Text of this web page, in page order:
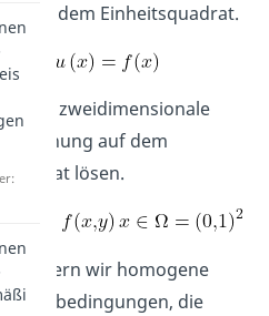
auf dem Einheitsquadrat.
die zweidimensionale
Gleichung auf dem
lösen.
fordern wir homogene
Randbedingungen, die